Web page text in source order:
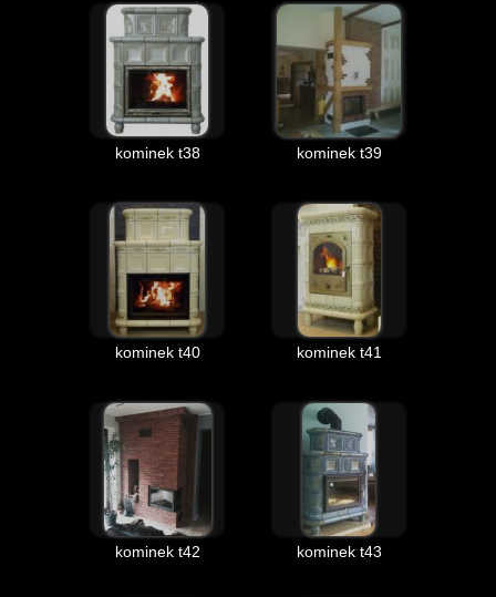
kominek t38 kominek t39
kominek t40 kominek t41
kominek t42 kominek t43